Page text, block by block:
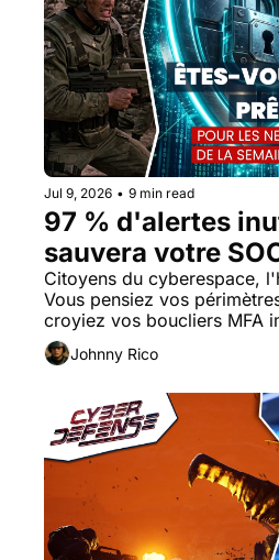
Jul 9, 2026 • 9 min read
97 % d'alertes
sauvera votre
Citoyens du cyberespace,
Vous pensiez vos
croyiez vos boucliers MFA
Johnny Rico